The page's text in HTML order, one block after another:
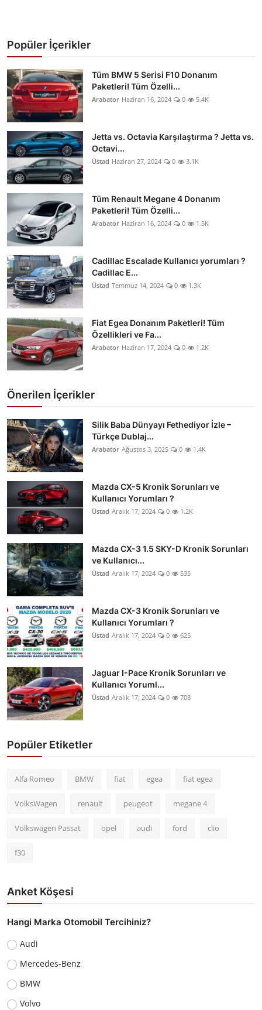
Popüler İçerikler
Tüm BMW 5 Serisi F10 Donanım
Paketleri! Tüm Özelli...
Arabator Haziran 16, 2024 0 5.4K
Jetta vs. Octavia Karşılaştırma ? Jetta vs.
Octavi...
Üstad Haziran 27, 2024 0 3.1K
Tüm Renault Megane 4 Donanım
Paketleri! Tüm Özelli...
Arabator Haziran 16, 2024 0 1.5K
Cadillac Escalade Kullanıcı yorumları ?
Cadillac E...
Üstad Temmuz 14, 2024 0 1.3K
Fiat Egea Donanım Paketleri! Tüm
Özellikleri ve Fa...
Arabator Haziran 17, 2024 0 1.2K
Önerilen İçerikler
Silik Baba Dünyayı Fethediyor İzle –
Türkçe Dublaj...
Arabator Ağustos 3, 2025 0 1.4K
Mazda CX-5 Kronik Sorunları ve
Kullanıcı Yorumları ?
Üstad Aralık 17, 2024 0 1.2K
Mazda CX-3 1.5 SKY-D Kronik Sorunları
ve Kullanıcı...
Üstad Aralık 17, 2024 0 535
Mazda CX-3 Kronik Sorunları ve
Kullanıcı Yorumları ?
Üstad Aralık 17, 2024 0 625
Jaguar I-Pace Kronik Sorunları ve
Kullanıcı Yoruml...
Üstad Aralık 17, 2024 0 708
Popüler Etiketler
Alfa Romeo BMW fiat egea fiat egea
VolksWagen renault peugeot megane 4
Volkswagen Passat opel audi ford clio
f30
Anket Köşesi
Hangi Marka Otomobil Tercihiniz?
Audi
Mercedes-Benz
BMW
Volvo